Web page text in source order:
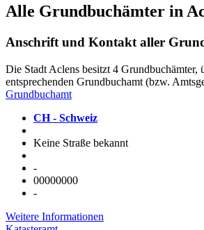
Alle Grundbuchämter in
Anschrift und Kontakt aller
Die Stadt Aclens besitzt 4
entsprechenden Grundbuchamt (bzw.
Grundbuchamt
CH - Schweiz
Keine Straße bekannt
-
00000000
-
Weitere Informationen